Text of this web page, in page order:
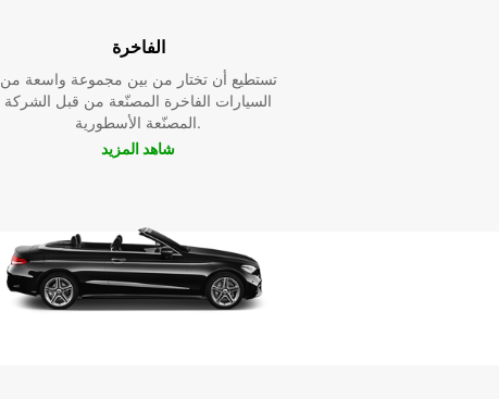
الفاخرة
تستطيع أن تختار من بين مجموعة واسعة من
السيارات الفاخرة المصنّعة من قبل الشركة
المصنّعة الأسطورية.
شاهد المزيد